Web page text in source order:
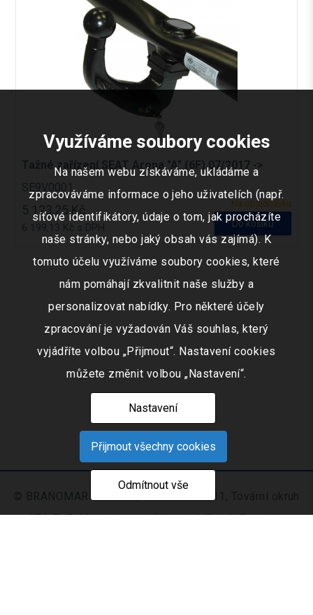
Tažné zařízení SEAT Arona "A" (6F) 07/2017 ->
SE9V0001
Na objednávku
5 123,25 Kč
6 199,13 Kč s DPH Do košíku
© BRANOMARKET s.r.o., IČO: 253 51 311, Tovární okruh
674, 747 41 Hradec nad Moravicí, Czech Republic
Využíváme soubory cookies
Na našem webu získáváme, ukládáme a
zpracováváme informace o jeho uživatelích (např.
síťové identifikátory, údaje o tom, jak procházíte
naše stránky, nebo jaký obsah vás zajímá). K
tomuto účelu využíváme soubory cookies, které
nám pomáhají zkvalitnit naše služby a
personalizovat nabídky. Pro některé účely
zpracování je vyžadován Váš souhlas, který
vyjádříte volbou „Přijmout“. Nastavení cookies
můžete změnit volbou „Nastavení“.
Nastavení
Přijmout všechny cookies
Odmítnout vše